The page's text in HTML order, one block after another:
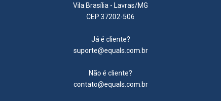
Vila Brasília - Lavras/MG
CEP 37202-506
Já é cliente?
suporte@equals.com.br
Não é cliente?
contato@equals.com.br